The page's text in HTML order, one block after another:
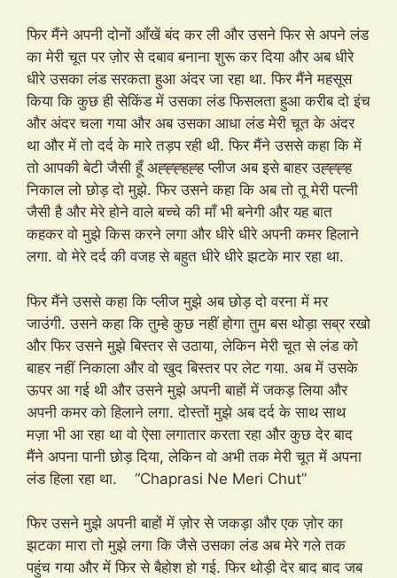
फिर मैंने अपनी दोनों आँखें बंद कर ली और उसने फिर से अपने लंड
का मेरी चूत पर ज़ोर से दबाव बनाना शुरू कर दिया और अब धीरे
धीरे उसका लंड सरकता हुआ अंदर जा रहा था. फिर मैंने महसूस
किया कि कुछ ही सेकिंड में उसका लंड फिसलता हुआ करीब दो इंच
और अंदर चला गया और अब उसका आधा लंड मेरी चूत के अंदर
था और में तो दर्द के मारे तड़प रही थी. फिर मैंने उससे कहा कि में
तो आपकी बेटी जैसी हूँ अह्ह्ह्हह्ह प्लीज अब इसे बाहर उह्ह्ह्ह
निकाल लो छोड़ दो मुझे. फिर उसने कहा कि अब तो तू मेरी पत्नी
जैसी है और मेरे होने वाले बच्चे की माँ भी बनेगी और यह बात
कहकर वो मुझे किस करने लगा और धीरे धीरे अपनी कमर हिलाने
लगा. वो मेरे दर्द की वजह से बहुत धीरे धीरे झटके मार रहा था.
फिर मैंने उससे कहा कि प्लीज मुझे अब छोड़ दो वरना में मर
जाउंगी. उसने कहा कि तुम्हे कुछ नहीं होगा तुम बस थोड़ा सब्र रखो
और फिर उसने मुझे बिस्तर से उठाया, लेकिन मेरी चूत से लंड को
बाहर नहीं निकाला और वो खुद बिस्तर पर लेट गया. अब में उसके
ऊपर आ गई थी और उसने मुझे अपनी बाहों में जकड़ लिया और
अपनी कमर को हिलाने लगा. दोस्तों मुझे अब दर्द के साथ साथ
मज़ा भी आ रहा था वो ऐसा लगातार करता रहा और कुछ देर बाद
मैंने अपना पानी छोड़ दिया, लेकिन वो अभी तक मेरी चूत में अपना
लंड हिला रहा था. “Chaprasi Ne Meri Chut”
फिर उसने मुझे अपनी बाहों में ज़ोर से जकड़ा और एक ज़ोर का
झटका मारा तो मुझे लगा कि जैसे उसका लंड अब मेरे गले तक
पहुंच गया और में फिर से बैहोश हो गई. फिर थोड़ी देर बाद बाद जब